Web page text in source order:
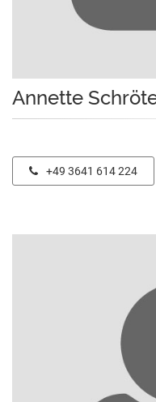
Annette
+49 3641 614 224